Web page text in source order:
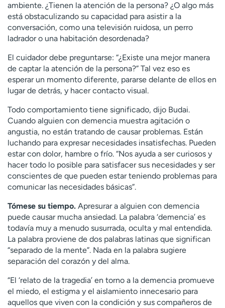
ambiente. ¿Tienen la atención de la persona? ¿O algo más
está obstaculizando su capacidad para asistir a la
conversación, como una televisión ruidosa, un perro
ladrador o una habitación desordenada?
El cuidador debe preguntarse: “¿Existe una mejor manera
de captar la atención de la persona?” Tal vez eso es
esperar un momento diferente, pararse delante de ellos en
lugar de detrás, y hacer contacto visual.
Todo comportamiento tiene significado, dijo Budai.
Cuando alguien con demencia muestra agitación o
angustia, no están tratando de causar problemas. Están
luchando para expresar necesidades insatisfechas. Pueden
estar con dolor, hambre o frío. “Nos ayuda a ser curiosos y
hacer todo lo posible para satisfacer sus necesidades y ser
conscientes de que pueden estar teniendo problemas para
comunicar las necesidades básicas”.
Tómese su tiempo. Apresurar a alguien con demencia
puede causar mucha ansiedad. La palabra ‘demencia’ es
todavía muy a menudo susurrada, oculta y mal entendida.
La palabra proviene de dos palabras latinas que significan
“separado de la mente”. Nada en la palabra sugiere
separación del corazón y del alma.
“El ‘relato de la tragedia’ en torno a la demencia promueve
el miedo, el estigma y el aislamiento innecesario para
aquellos que viven con la condición y sus compañeros de